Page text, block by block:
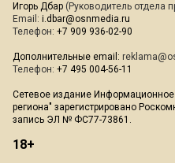
Игорь Дбар (Руководитель отдела
Email: i.dbar@osnmedia.ru
Телефон: +7 909 936-02-90
Дополнительные email:
Телефон: +7 495 004-56-11
Сетевое издание Информационное
региона" зарегистрировано
запись ЭЛ № ФС77-73861.
18+